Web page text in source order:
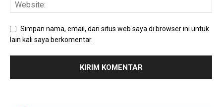
Simpan nama, email, dan situs web saya di browser ini untuk
lain kali saya berkomentar.